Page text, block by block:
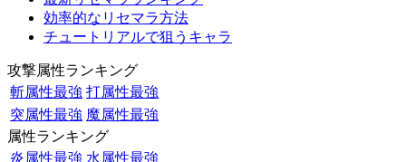
効率的なリセマラ方法
チュートリアルで狙うキャラ
攻撃属性ランキング
斬属性最強 打属性最強
突属性最強 魔属性最強
属性ランキング
炎属性最強 水属性最強